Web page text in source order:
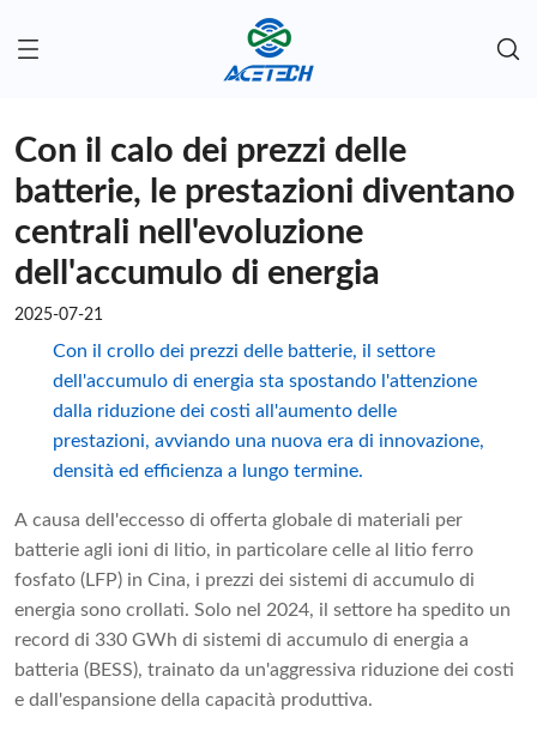
Con il calo dei prezzi delle
batterie, le prestazioni diventano
centrali nell'evoluzione
dell'accumulo di energia
2025-07-21
Con il crollo dei prezzi delle batterie, il settore
dell'accumulo di energia sta spostando l'attenzione
dalla riduzione dei costi all'aumento delle
prestazioni, avviando una nuova era di innovazione,
densità ed efficienza a lungo termine.
A causa dell'eccesso di offerta globale di materiali per
batterie agli ioni di litio, in particolare celle al litio ferro
fosfato (LFP) in Cina, i prezzi dei sistemi di accumulo di
energia sono crollati. Solo nel 2024, il settore ha spedito un
record di 330 GWh di sistemi di accumulo di energia a
batteria (BESS), trainato da un'aggressiva riduzione dei costi
e dall'espansione della capacità produttiva.